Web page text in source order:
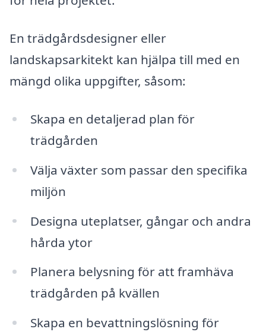
En trädgårdsdesigner eller
landskapsarkitekt kan hjälpa till med en
mängd olika uppgifter, såsom:
Skapa en detaljerad plan för
trädgården
Välja växter som passar den specifika
miljön
Designa uteplatser, gångar och andra
hårda ytor
Planera belysning för att framhäva
trädgården på kvällen
Skapa en bevattningslösning för